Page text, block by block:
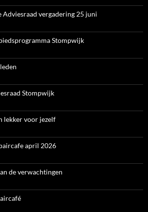
vergadering 25 juni
Stompwijk
Stompwijk
lekker voor jezelf
april 2026
de verwachtingen